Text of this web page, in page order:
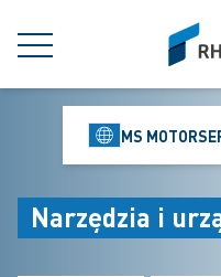
MENU
siteLogo
MS
Narzędzia i